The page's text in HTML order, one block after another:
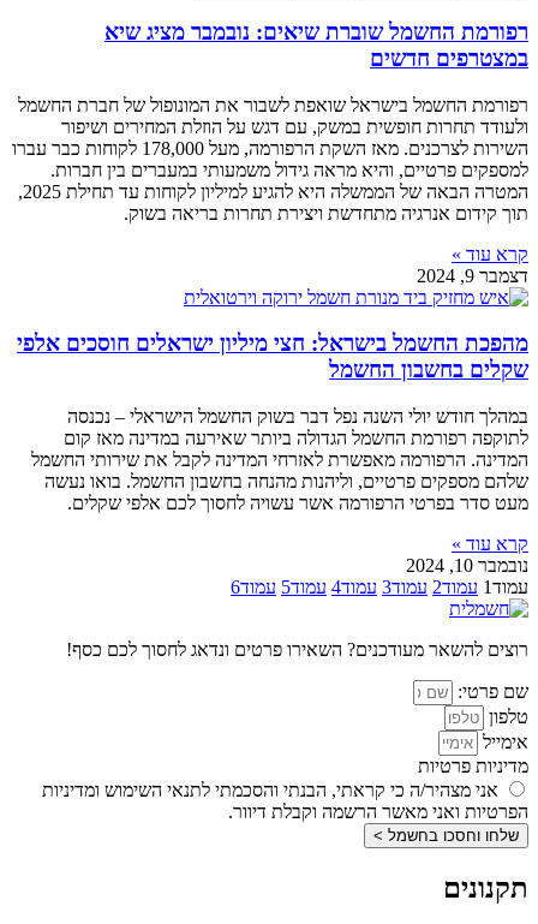
רפורמת החשמל שוברת שיאים: נובמבר מציג שיא
במצטרפים חדשים
רפורמת החשמל בישראל שואפת לשבור את המונופול של חברת החשמל
ולעודד תחרות חופשית במשק, עם דגש על הוזלת המחירים ושיפור
השירות לצרכנים. מאז השקת הרפורמה, מעל 178,000 לקוחות כבר עברו
למספקים פרטיים, והיא מראה גידול משמעותי במעברים בין חברות.
המטרה הבאה של הממשלה היא להגיע למיליון לקוחות עד תחילת 2025,
תוך קידום אנרגיה מתחדשת ויצירת תחרות בריאה בשוק.
קרא עוד »
דצמבר 9, 2024
מהפכת החשמל בישראל: חצי מיליון ישראלים חוסכים אלפי
שקלים בחשבון החשמל
במהלך חודש יולי השנה נפל דבר בשוק החשמל הישראלי – נכנסה
לתוקפה רפורמת החשמל הגדולה ביותר שאירעה במדינה מאז קום
המדינה. הרפורמה מאפשרת לאזרחי המדינה לקבל את שירותי החשמל
שלהם מספקים פרטיים, וליהנות מהנחה בחשבון החשמל. בואו נעשה
מעט סדר בפרטי הרפורמה אשר עשויה לחסוך לכם אלפי שקלים.
קרא עוד »
נובמבר 10, 2024
עמוד1 עמוד2 עמוד3 עמוד4 עמוד5 עמוד6
רוצים להשאר מעודכנים? השאירו פרטים ונדאג לחסוך לכם כסף!
שם פרטי:
טלפון
אימייל
מדיניות פרטיות
אני מצהיר/ה כי קראתי, הבנתי והסכמתי לתנאי השימוש ומדיניות
הפרטיות ואני מאשר הרשמה וקבלת דיוור.
שלחו וחסכו בחשמל >
תקנונים